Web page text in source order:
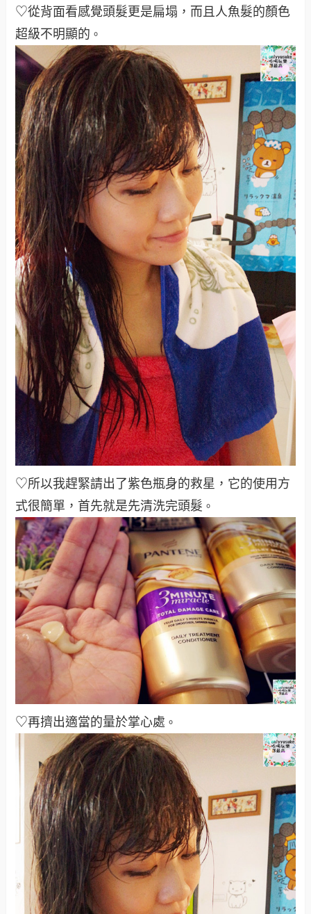
♡從背面看感覺頭髮更是扁塌，而且人魚髮的顏色
超級不明顯的 。
♡所以我趕緊請出了紫色瓶身的救星，它的使用方
式很簡單，首先就是先清洗完頭髮 。
♡再擠出適當的量於掌心處 。